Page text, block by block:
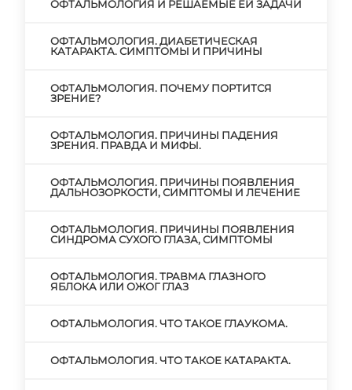
ОФТАЛЬМОЛОГИЯ И РЕШАЕМЫЕ ЕЙ ЗАДАЧИ
ОФТАЛЬМОЛОГИЯ. ДИАБЕТИЧЕСКАЯ
КАТАРАКТА. СИМПТОМЫ И ПРИЧИНЫ
ОФТАЛЬМОЛОГИЯ. ПОЧЕМУ ПОРТИТСЯ
ЗРЕНИЕ?
ОФТАЛЬМОЛОГИЯ. ПРИЧИНЫ ПАДЕНИЯ
ЗРЕНИЯ. ПРАВДА И МИФЫ.
ОФТАЛЬМОЛОГИЯ. ПРИЧИНЫ ПОЯВЛЕНИЯ
ДАЛЬНОЗОРКОСТИ, СИМПТОМЫ И ЛЕЧЕНИЕ
ОФТАЛЬМОЛОГИЯ. ПРИЧИНЫ ПОЯВЛЕНИЯ
СИНДРОМА СУХОГО ГЛАЗА, СИМПТОМЫ
ОФТАЛЬМОЛОГИЯ. ТРАВМА ГЛАЗНОГО
ЯБЛОКА ИЛИ ОЖОГ ГЛАЗ
ОФТАЛЬМОЛОГИЯ. ЧТО ТАКОЕ ГЛАУКОМА.
ОФТАЛЬМОЛОГИЯ. ЧТО ТАКОЕ КАТАРАКТА.